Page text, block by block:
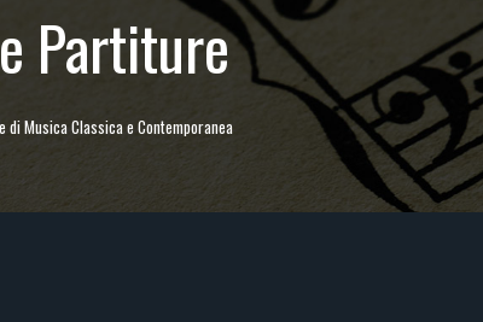
Partiture
Musica Classica e Contemporanea